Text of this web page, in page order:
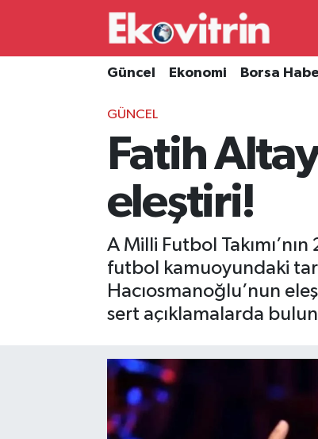
Güncel Ekonomi Borsa
GÜNCEL
Fatih
eleştiri!
A Milli Futbol
futbol kamuoyundaki
Hacıosmanoğlu’nun
sert açıklamalarda
Güncel
Borsa Haberleri
Hava Durumu
Süper Lig Puan Durumu ve Fikstür
Tüm Manşetler
Son Dakika Haberleri
Haber Arşivi